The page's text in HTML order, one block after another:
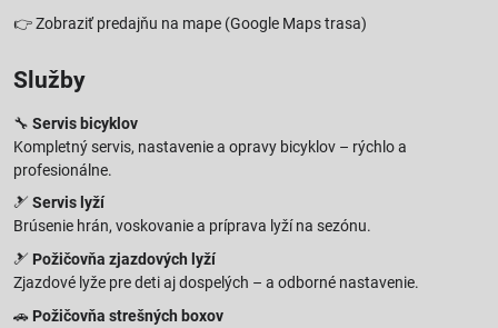
👉Zobraziť predajňu na mape (Google Maps trasa)
Služby
🔧 Servis bicyklov
Kompletný servis, nastavenie a opravy bicyklov – rýchlo a
profesionálne.
🎿 Servis lyží
Brúsenie hrán, voskovanie a príprava lyží na sezónu.
🎿 Požičovňa zjazdových lyží
Zjazdové lyže pre deti aj dospelých – a odborné nastavenie.
🚗 Požičovňa strešných boxov